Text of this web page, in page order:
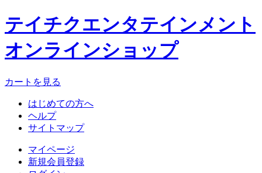
テイチクエンタテインメント
オンラインショップ
カートを見る
はじめての方へ
ヘルプ
サイトマップ
マイページ
新規会員登録